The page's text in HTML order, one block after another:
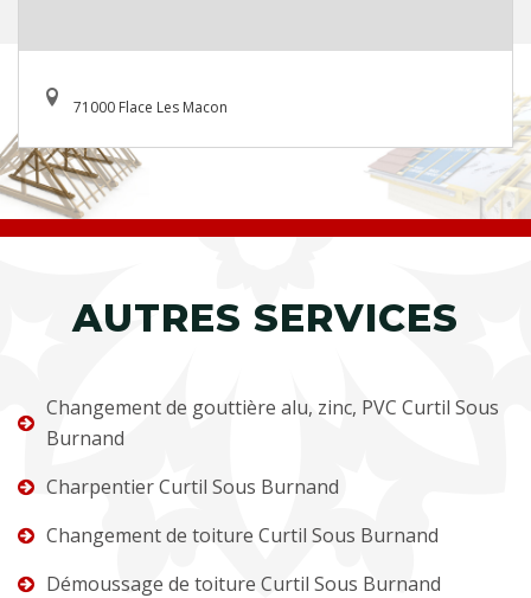
71000 Flace Les Macon
AUTRES SERVICES
Changement de gouttière alu, zinc, PVC Curtil Sous
Burnand
Charpentier Curtil Sous Burnand
Changement de toiture Curtil Sous Burnand
Démoussage de toiture Curtil Sous Burnand